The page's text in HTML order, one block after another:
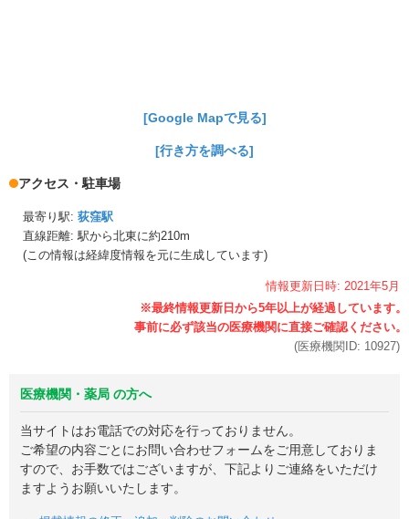
[Google Mapで見る]
[行き方を調べる]
アクセス・駐車場
最寄り駅: 荻窪駅
直線距離: 駅から北東に約210m
(この情報は経緯度情報を元に生成しています)
情報更新日時: 2021年5月
(医療機関ID: 10927)
医療機関・薬局 の方へ
当サイトはお電話での対応を行っておりません。
ご希望の内容ごとにお問い合わせフォームをご用意しておりま
すので、お手数ではございますが、下記よりご連絡をいただけ
ますようお願いいたします。